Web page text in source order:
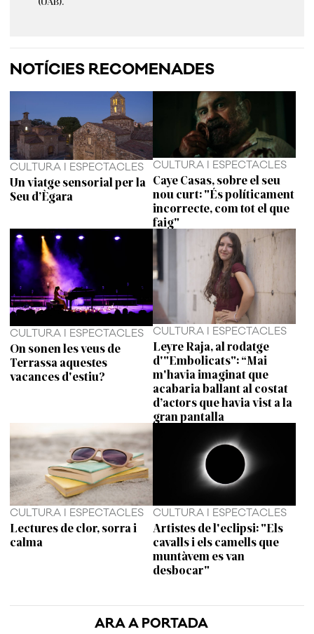
ARA A PORTADA
NOTÍCIES RECOMENADES
CULTURA I ESPECTACLES
Un viatge sensorial per la
Seu d’Ègara
CULTURA I ESPECTACLES
Caye Casas, sobre el seu
nou curt: "És políticament
incorrecte, com tot el que
faig"
CULTURA I ESPECTACLES
On sonen les veus de
Terrassa aquestes
vacances d'estiu?
CULTURA I ESPECTACLES
Leyre Raja, al rodatge
d'"Embolicats": “Mai
m'havia imaginat que
acabaria ballant al costat
d’actors que havia vist a la
gran pantalla
CULTURA I ESPECTACLES
Lectures de clor, sorra i
calma
CULTURA I ESPECTACLES
Artistes de l'eclipsi: "Els
cavalls i els camells que
muntàvem es van
desbocar"